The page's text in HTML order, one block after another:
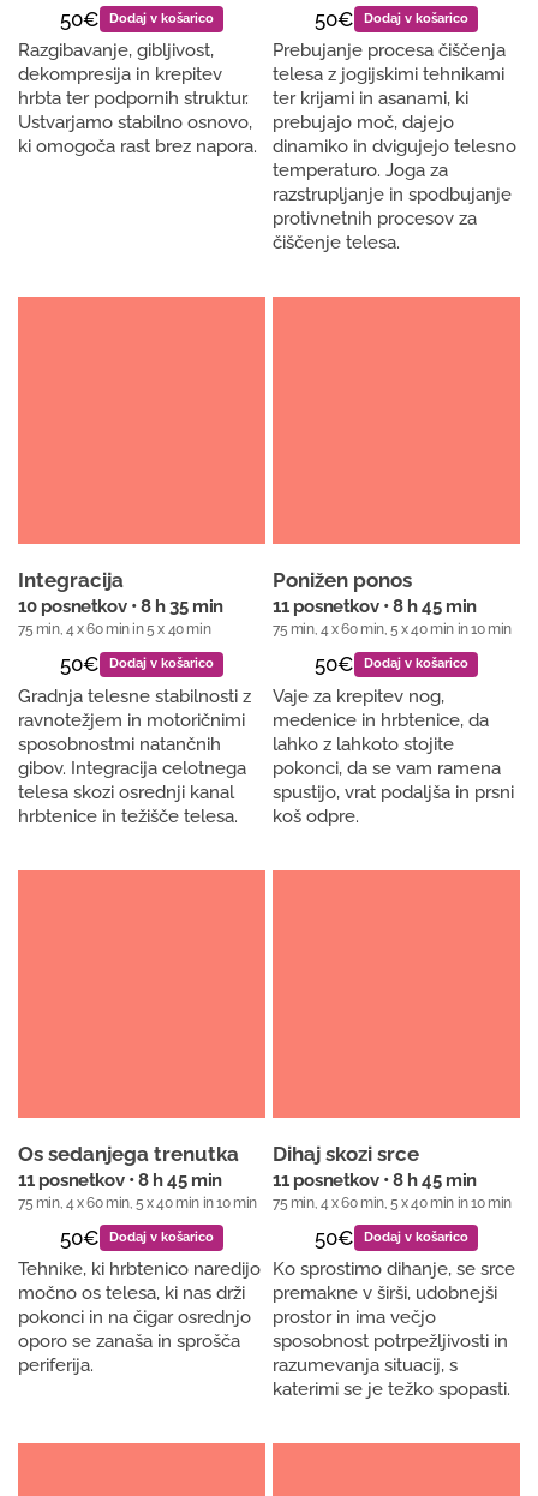
50€ Dodaj v košarico
Razgibavanje, gibljivost,
dekompresija in krepitev
hrbta ter podpornih struktur.
Ustvarjamo stabilno osnovo,
ki omogoča rast brez napora.
50€ Dodaj v košarico
Prebujanje procesa čiščenja
telesa z jogijskimi tehnikami
ter krijami in asanami, ki
prebujajo moč, dajejo
dinamiko in dvigujejo telesno
temperaturo. Joga za
razstrupljanje in spodbujanje
protivnetnih procesov za
čiščenje telesa.
Integracija
10 posnetkov • 8 h 35 min
75 min, 4 x 60 min in 5 x 40 min
50€ Dodaj v košarico
Gradnja telesne stabilnosti z
ravnotežjem in motoričnimi
sposobnostmi natančnih
gibov. Integracija celotnega
telesa skozi osrednji kanal
hrbtenice in težišče telesa.
Ponižen ponos
11 posnetkov • 8 h 45 min
75 min, 4 x 60 min, 5 x 40 min in 10 min
50€ Dodaj v košarico
Vaje za krepitev nog,
medenice in hrbtenice, da
lahko z lahkoto stojite
pokonci, da se vam ramena
spustijo, vrat podaljša in prsni
koš odpre.
Os sedanjega trenutka
11 posnetkov • 8 h 45 min
75 min, 4 x 60 min, 5 x 40 min in 10 min
50€ Dodaj v košarico
Tehnike, ki hrbtenico naredijo
močno os telesa, ki nas drži
pokonci in na čigar osrednjo
oporo se zanaša in sprošča
periferija.
Dihaj skozi srce
11 posnetkov • 8 h 45 min
75 min, 4 x 60 min, 5 x 40 min in 10 min
50€ Dodaj v košarico
Ko sprostimo dihanje, se srce
premakne v širši, udobnejši
prostor in ima večjo
sposobnost potrpežljivosti in
razumevanja situacij, s
katerimi se je težko spopasti.